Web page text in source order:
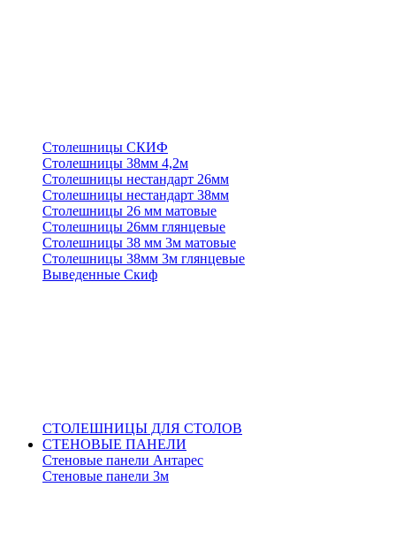
Столешницы СКИФ
Столешницы 38мм 4,2м
Столешницы нестандарт 26мм
Столешницы нестандарт 38мм
Столешницы 26 мм матовые
Столешницы 26мм глянцевые
Столешницы 38 мм 3м матовые
Столешницы 38мм 3м глянцевые
Выведенные Скиф
СТОЛЕШНИЦЫ ДЛЯ СТОЛОВ
СТЕНОВЫЕ ПАНЕЛИ
Стеновые панели Антарес
Стеновые панели 3м